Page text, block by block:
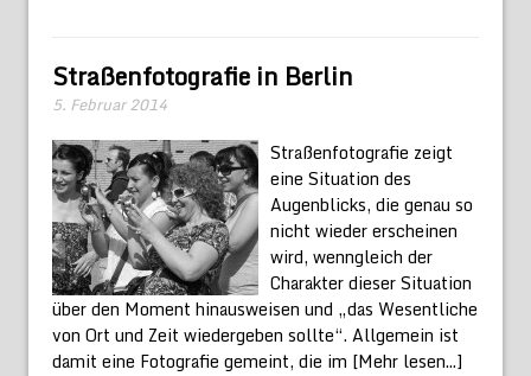
Straßenfotografie in Berlin
5. Februar 2014
Straßenfotografie zeigt
eine Situation des
Augenblicks, die genau so
nicht wieder erscheinen
wird, wenngleich der
Charakter dieser Situation
über den Moment hinausweisen und „das Wesentliche
von Ort und Zeit wiedergeben sollte“. Allgemein ist
damit eine Fotografie gemeint, die im [Mehr lesen...]